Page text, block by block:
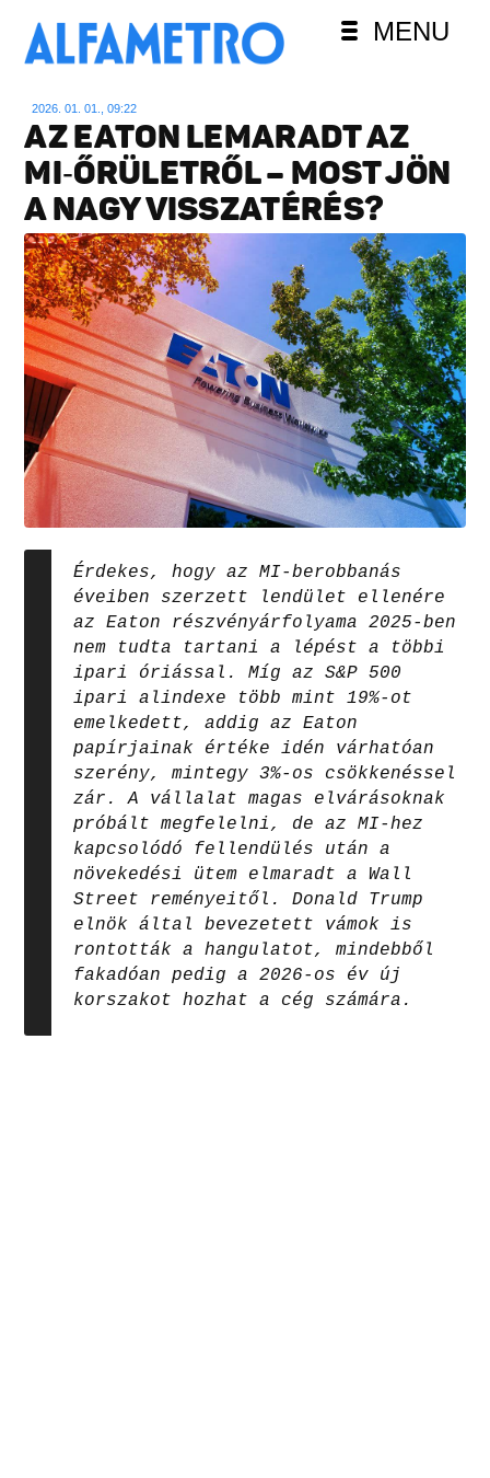
MENU
2026. 01. 01., 09:22
AZ EATON LEMARADT AZ
MI‑ŐRÜLETRŐL – MOST JÖN
A NAGY VISSZATÉRÉS?
Érdekes, hogy az MI-berobbanás
éveiben szerzett lendület ellenére
az Eaton részvényárfolyama 2025-ben
nem tudta tartani a lépést a többi
ipari óriással. Míg az S&P 500
ipari alindexe több mint 19%-ot
emelkedett, addig az Eaton
papírjainak értéke idén várhatóan
szerény, mintegy 3%-os csökkenéssel
zár. A vállalat magas elvárásoknak
próbált megfelelni, de az MI-hez
kapcsolódó fellendülés után a
növekedési ütem elmaradt a Wall
Street reményeitől. Donald Trump
elnök által bevezetett vámok is
rontották a hangulatot, mindebből
fakadóan pedig a 2026-os év új
korszakot hozhat a cég számára.